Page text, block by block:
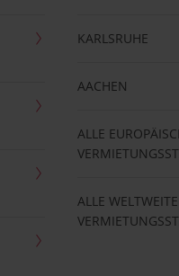
KARLSRUHE
AACHEN
ALLE
ALLE